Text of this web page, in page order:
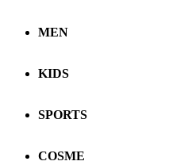
MEN
KIDS
SPORTS
COSME